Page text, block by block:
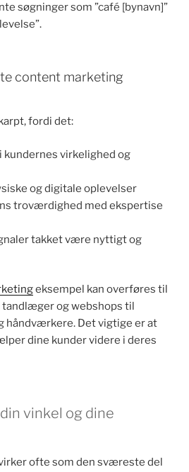
søgninger som ”café [bynavn]”
content marketing
fordi det:
kundernes virkelighed og
og digitale oplevelser
troværdighed med ekspertise
takket være nyttigt og
eksempel kan overføres til
tandlæger og webshops til
håndværkere. Det vigtige er at
dine kunder videre i deres
vinkel og dine
ofte som den sværeste del